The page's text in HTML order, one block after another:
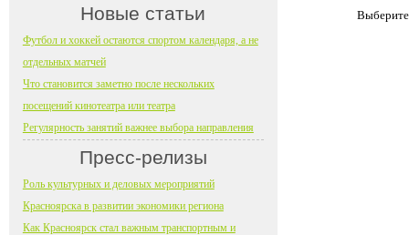
Новые статьи
Футбол и хоккей остаются спортом календаря, а не
отдельных матчей
Что становится заметно после нескольких
посещений кинотеатра или театра
Регулярность занятий важнее выбора направления
Пресс-релизы
Роль культурных и деловых мероприятий
Красноярска в развитии экономики региона
Как Красноярск стал важным транспортным и